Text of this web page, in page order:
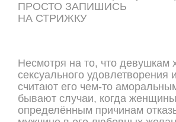
ПРОСТО ЗАПИШИСЬ
НА СТРИЖКУ
Несмотря на то, что девушкам
сексуального удовлетворения
считают его чем-то
бывают случаи, когда
определённым причинам